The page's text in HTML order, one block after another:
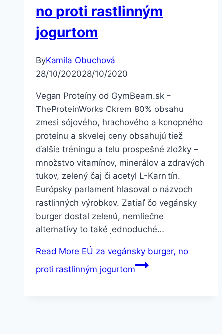
no proti rastlinným
jogurtom
ByKamila Obuchová
28/10/202028/10/2020
Vegan Proteíny od GymBeam.sk –
TheProteinWorks Okrem 80% obsahu
zmesi sójového, hrachového a konopného
proteínu a skvelej ceny obsahujú tiež
ďalšie tréningu a telu prospešné zložky –
množstvo vitamínov, minerálov a zdravých
tukov, zelený čaj či acetyl L-Karnitín.
Európsky parlament hlasoval o názvoch
rastlinných výrobkov. Zatiaľ čo vegánsky
burger dostal zelenú, nemliečne
alternatívy to také jednoduché…
Read More EÚ za vegánsky burger, no
proti rastlinným jogurtom